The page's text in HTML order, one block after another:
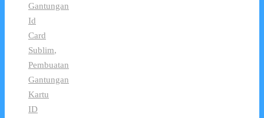
Gantungan
Id
Card
Sublim,
Pembuatan
Gantungan
Kartu
ID